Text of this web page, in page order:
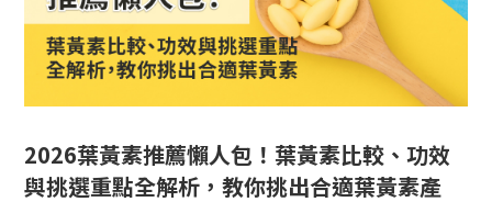
2026葉黃素推薦懶人包！葉黃素比較、功效
與挑選重點全解析，教你挑出合適葉黃素產